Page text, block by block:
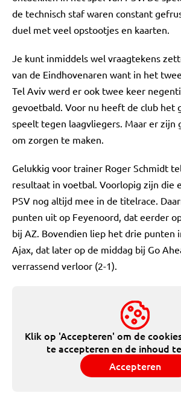
de technisch staf waren constant
duel met veel opstootjes en kaarten.
Je kunt inmiddels wel vraagtekens
van de Eindhovenaren want in het
Tel Aviv werd er ook twee keer
gevoetbald. Voor nu heeft de club het
speelt tegen laagvliegers. Maar er zijn
om zorgen te maken.
Gelukkig voor trainer Roger Schmidt
resultaat in voetbal. Voorlopig zijn die
PSV nog altijd mee in de titelrace.
punten uit op Feyenoord, dat eerder
bij AZ. Bovendien liep het drie punten
Ajax, dat later op de middag bij Go
verrassend verloor (2-1).
Klik op 'Accepteren' om de
te accepteren en de inhoud
Accepteren